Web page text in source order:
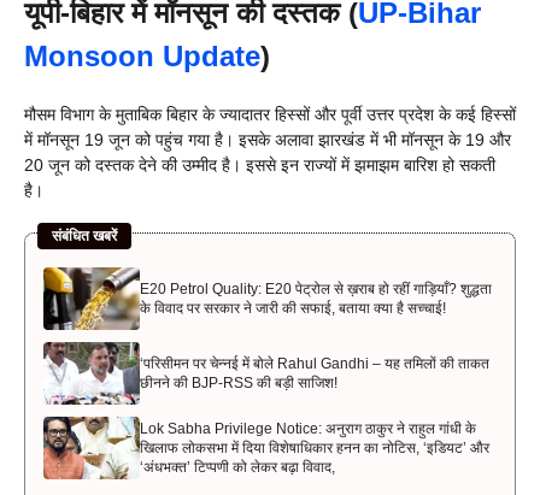
यूपी-बिहार में मॉनसून की दस्तक (UP-Bihar
Monsoon Update)
मौसम विभाग के मुताबिक बिहार के ज्यादातर हिस्सों और पूर्वी उत्तर प्रदेश के कई हिस्सों
में मॉनसून 19 जून को पहुंच गया है। इसके अलावा झारखंड में भी मॉनसून के 19 और
20 जून को दस्तक देने की उम्मीद है। इससे इन राज्यों में झमाझम बारिश हो सकती
है।
संबंधित खबरें
E20 Petrol Quality: E20 पेट्रोल से ख़राब हो रहीं गाड़ियाँ? शुद्धता
के विवाद पर सरकार ने जारी की सफाई, बताया क्या है सच्चाई!
‘परिसीमन पर चेन्नई में बोले Rahul Gandhi – यह तमिलों की ताकत
छीनने की BJP-RSS की बड़ी साजिश!
Lok Sabha Privilege Notice: अनुराग ठाकुर ने राहुल गांधी के
खिलाफ लोकसभा में दिया विशेषाधिकार हनन का नोटिस, ‘इडियट’ और
‘अंधभक्त’ टिप्पणी को लेकर बढ़ा विवाद,